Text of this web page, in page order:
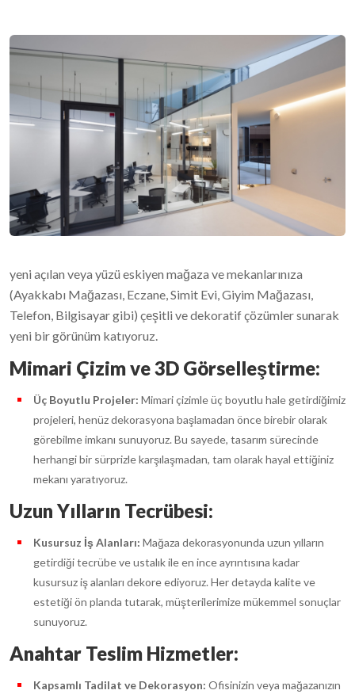
yeni açılan veya yüzü eskiyen mağaza ve mekanlarınıza
(Ayakkabı Mağazası, Eczane, Simit Evi, Giyim Mağazası,
Telefon, Bilgisayar gibi) çeşitli ve dekoratif çözümler sunarak
yeni bir görünüm katıyoruz.
Mimari Çizim ve 3D Görselleştirme:
Üç Boyutlu Projeler: Mimari çizimle üç boyutlu hale getirdiğimiz
projeleri, henüz dekorasyona başlamadan önce birebir olarak
görebilme imkanı sunuyoruz. Bu sayede, tasarım sürecinde
herhangi bir sürprizle karşılaşmadan, tam olarak hayal ettiğiniz
mekanı yaratıyoruz.
Uzun Yılların Tecrübesi:
Kusursuz İş Alanları: Mağaza dekorasyonunda uzun yılların
getirdiği tecrübe ve ustalık ile en ince ayrıntısına kadar
kusursuz iş alanları dekore ediyoruz. Her detayda kalite ve
estetiği ön planda tutarak, müşterilerimize mükemmel sonuçlar
sunuyoruz.
Anahtar Teslim Hizmetler:
Kapsamlı Tadilat ve Dekorasyon: Ofisinizin veya mağazanızın